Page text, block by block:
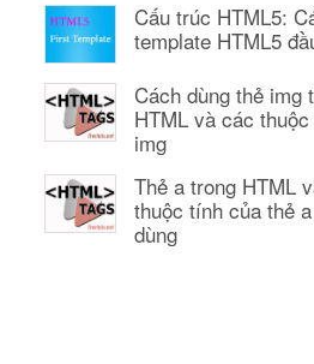
Cấu trúc HTML5:
template HTML5
Cách dùng thẻ img
HTML và các
img
Thẻ a trong HTML
thuộc tính của thẻ
dùng